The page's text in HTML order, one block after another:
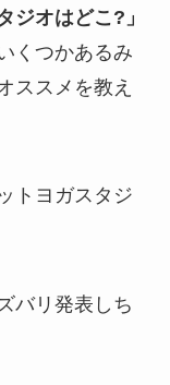
ジオはどこ?」
くつかあるみ
ススメを教え
トヨガスタジ
バリ発表しち